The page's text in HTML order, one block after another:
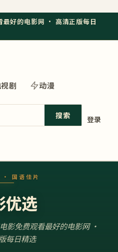
好的电影网 · 高清正版每日
剧 动漫
搜索 登录
优选
影免费观看最好的电影网 ·
每日精选